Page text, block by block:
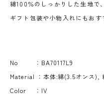
綿100％のしっかりした生地で
ギフト包装や小物入れにもおす
No ：BA70117L9
Material ：本体:綿(3.5オンス),
Color ：IV